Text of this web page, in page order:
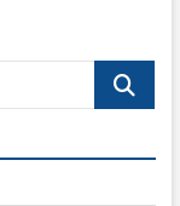
Buscar